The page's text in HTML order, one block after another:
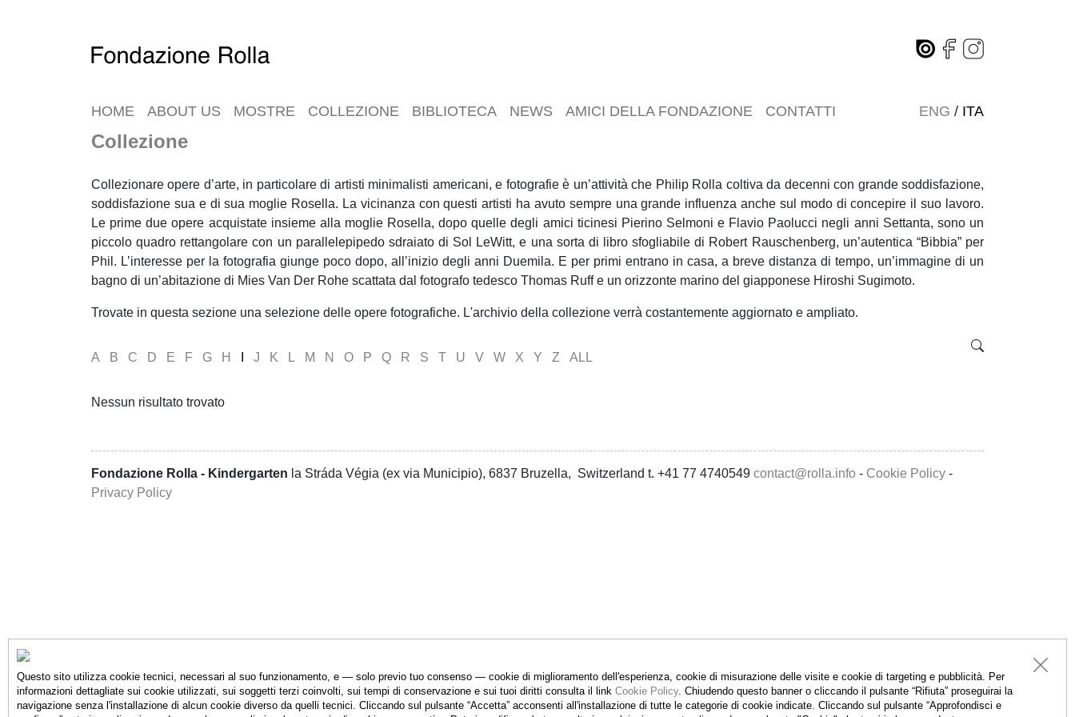
HOME ABOUT US MOSTRE COLLEZIONE BIBLIOTECA NEWS AMICI DELLA FONDAZIONE CONTATTI ENG / ITA
Collezione
Collezionare opere d’arte, in particolare di artisti minimalisti americani, e fotografie è un’attività che Philip Rolla coltiva da decenni con grande soddisfazione,
soddisfazione sua e di sua moglie Rosella. La vicinanza con questi artisti ha avuto sempre una grande influenza anche sul modo di concepire il suo lavoro.
Le prime due opere acquistate insieme alla moglie Rosella, dopo quelle degli amici ticinesi Pierino Selmoni e Flavio Paolucci negli anni Settanta, sono un
piccolo quadro rettangolare con un parallelepipedo sdraiato di Sol LeWitt, e una sorta di libro sfogliabile di Robert Rauschenberg, un’autentica “Bibbia” per
Phil. L’interesse per la fotografia giunge poco dopo, all’inizio degli anni Duemila. E per primi entrano in casa, a breve distanza di tempo, un’immagine di un
bagno di un’abitazione di Mies Van Der Rohe scattata dal fotografo tedesco Thomas Ruff e un orizzonte marino del giapponese Hiroshi Sugimoto.
Trovate in questa sezione una selezione delle opere fotografiche. L'archivio della collezione verrà costantemente aggiornato e ampliato.
A B C D E F G H J K L M N O P Q R S T U V W X Y Z ALL
Nessun risultato trovato
Fondazione Rolla - Kindergarten la Stráda Végia (ex via Municipio), 6837 Bruzella, Switzerland t. +41 77 4740549 contact@rolla.info - Cookie Policy -
Privacy Policy
Questo sito utilizza cookie tecnici, necessari al suo funzionamento, e — solo previo tuo consenso — cookie di miglioramento dell'esperienza, cookie di misurazione delle visite e cookie di targeting e pubblicità. Per
informazioni dettagliate sui cookie utilizzati, sui soggetti terzi coinvolti, sui tempi di conservazione e sui tuoi diritti consulta il link Cookie Policy. Chiudendo questo banner o cliccando il pulsante “Rifiuta” proseguirai la
navigazione senza l'installazione di alcun cookie diverso da quelli tecnici. Cliccando sul pulsante “Accetta” acconsenti all'installazione di tutte le categorie di cookie indicate. Cliccando sul pulsante “Approfondisci e